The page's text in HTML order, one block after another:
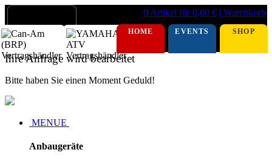
0 Artikel für 0,00 € | Warenkorb
HOME EVENTS SHOP
Ihre Anfrage wird bearbeitet
Bitte haben Sie einen Moment Geduld!
MENUE
Anbaugeräte